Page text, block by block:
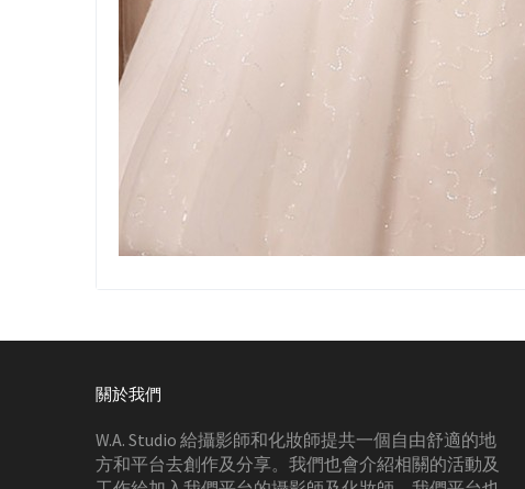
關於我們
W.A. Studio 給攝影師和化妝師提共一個自由舒適的地
方和平台去創作及分享。我們也會介紹相關的活動及